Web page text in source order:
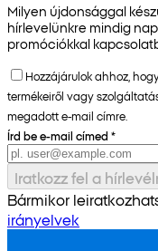
Milyen újdonsággal
hírlevelünkre mindig
promóciókkal
Hozzájárulok ahhoz,
termékeiről vagy
megadott e-mail címre.
Írd be e-mail címed *
Iratkozz fel a
Bármikor
irányelvek